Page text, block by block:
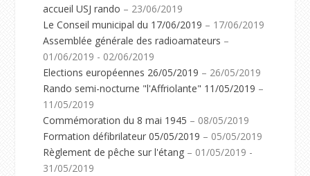
accueil USJ rando – 23/06/2019
Le Conseil municipal du 17/06/2019 – 17/06/2019
Assemblée générale des radioamateurs –
01/06/2019 - 02/06/2019
Elections européennes 26/05/2019 – 26/05/2019
Rando semi-nocturne "l'Affriolante" 11/05/2019 –
11/05/2019
Commémoration du 8 mai 1945 – 08/05/2019
Formation défibrilateur 05/05/2019 – 05/05/2019
Règlement de pêche sur l'étang – 01/05/2019 -
31/05/2019